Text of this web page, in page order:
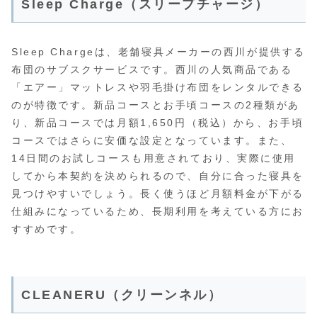
Sleep Charge（スリープチャージ）
Sleep Chargeは、老舗寝具メーカーの西川が提供する
布団のサブスクサービスです。西川の人気商品である
「エアー」マットレスや羽毛掛け布団をレンタルできる
のが特徴です。新品コースとお手頃コースの2種類があ
り、新品コースでは月額1,650円（税込）から、お手頃
コースではさらに安価な設定となっています。また、
14日間のお試しコースも用意されており、実際に使用
してから本契約を決められるので、自分に合った寝具を
見つけやすいでしょう。長く使うほど月額料金が下がる
仕組みになっているため、長期利用を考えている方にお
すすめです。
CLEANERU（クリーンネル）